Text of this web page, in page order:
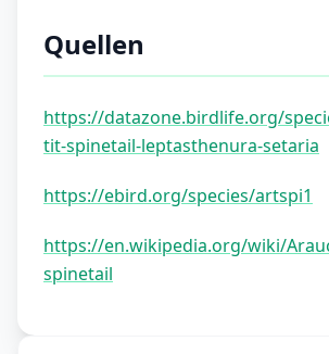
Quellen
https://datazone.birdlife.org/
tit-spinetail-leptasthenura-setaria
https://ebird.org/species/artspi1
https://en.wikipedia.org/wiki/
spinetail